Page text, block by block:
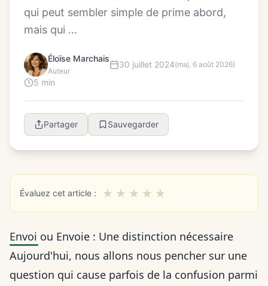
qui peut sembler simple de prime abord,
mais qui ...
Éloïse Marchais
Auteur
30 juillet 2024(maj. 6 août 2026)
5 min
Partager Sauvegarder
Évaluez cet article : ★ ★ ★ ★ ★
Envoi ou Envoie : Une distinction nécessaire
Aujourd'hui, nous allons nous pencher sur une
question qui cause parfois de la confusion parmi